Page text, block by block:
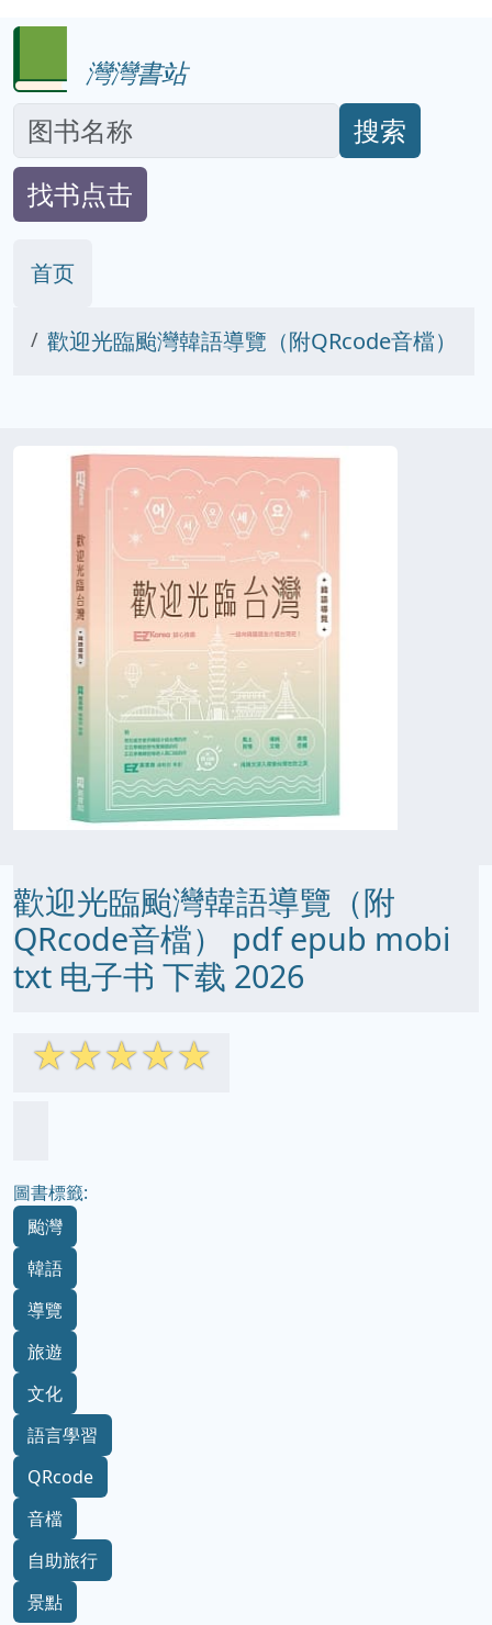
灣灣書站
搜索
找书点击
首页
歡迎光臨颱灣韓語導覽（附QRcode音檔）
歡迎光臨颱灣韓語導覽（附
QRcode音檔） pdf epub mobi
txt 电子书 下载 2026
☆☆☆☆☆
圖書標籤:
颱灣
韓語
導覽
旅遊
文化
語言學習
QRcode
音檔
自助旅行
景點